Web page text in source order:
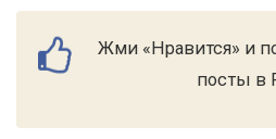
Жми «Нравится» и
посты в